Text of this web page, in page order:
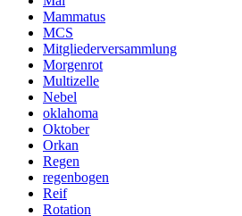
Mammatus
MCS
Mitgliederversammlung
Morgenrot
Multizelle
Nebel
oklahoma
Oktober
Orkan
Regen
regenbogen
Reif
Rotation